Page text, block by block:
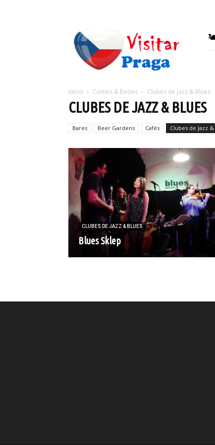
Visitar
Praga
Início Comes & Bebes Clubes de Jazz & Blues
CLUBES DE JAZZ & BLUES
Bares Beer Gardens Cafés Clubes de Jazz
CLUBES DE JAZZ & BLUES
Blues Sklep